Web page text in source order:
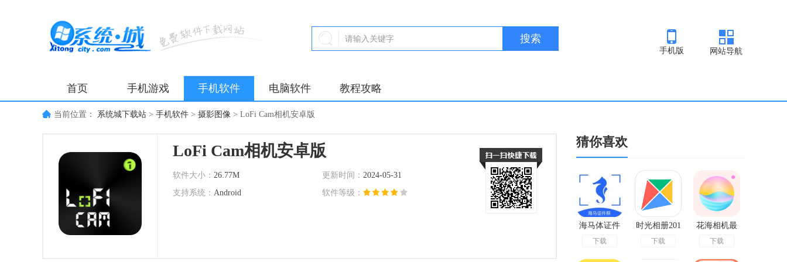
手机版 网站导航
首页 手机游戏 手机软件 电脑软件 教程攻略
当前位置： 系统城下载站 > 手机软件 > 摄影图像 > LoFi Cam相机安卓版
LoFi Cam相机安卓版
软件大小： 26.77M 更新时间： 2024-05-31
支持系统： Android 软件等级：
猜你喜欢
海马体证件
照
下载
时光相册201
9老版
下载
花海相机最
新版
下载